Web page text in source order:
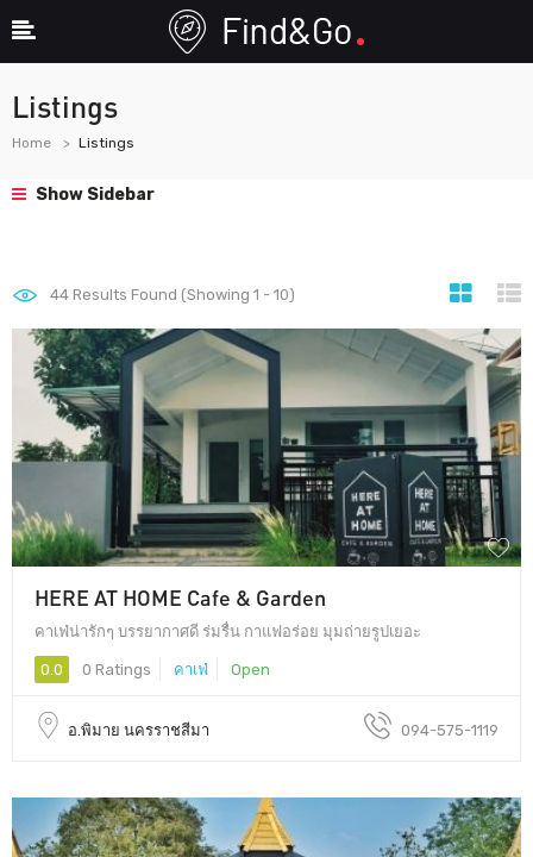
Listings
Home Listings
Show Sidebar
44 Results Found (Showing 1 - 10)
HERE AT HOME Cafe & Garden
คาเฟ่น่ารักๆ บรรยากาศดี ร่มรื่น กาแฟอร่อย มุมถ่ายรูปเยอะ
0.0 0 Ratings คาเฟ่ Open
อ.พิมาย นครราชสีมา 094-575-1119